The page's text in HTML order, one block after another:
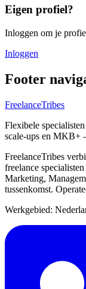
Eigen profiel?
Inloggen om je
Inloggen
Footer
FreelanceTribes
Flexibele
scale-ups en MKB+
FreelanceTribes
freelance
Marketing,
tussenkomst.
Werkgebied: